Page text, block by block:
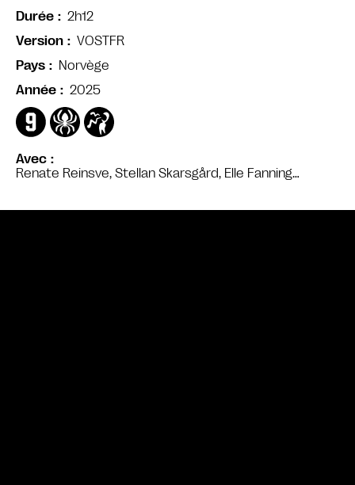
Avec
Renate Reinsve, Stellan Skarsgård, Elle Fanning…
Durée
2h12
Version
VOSTFR
Pays
Norvège
Année
2025